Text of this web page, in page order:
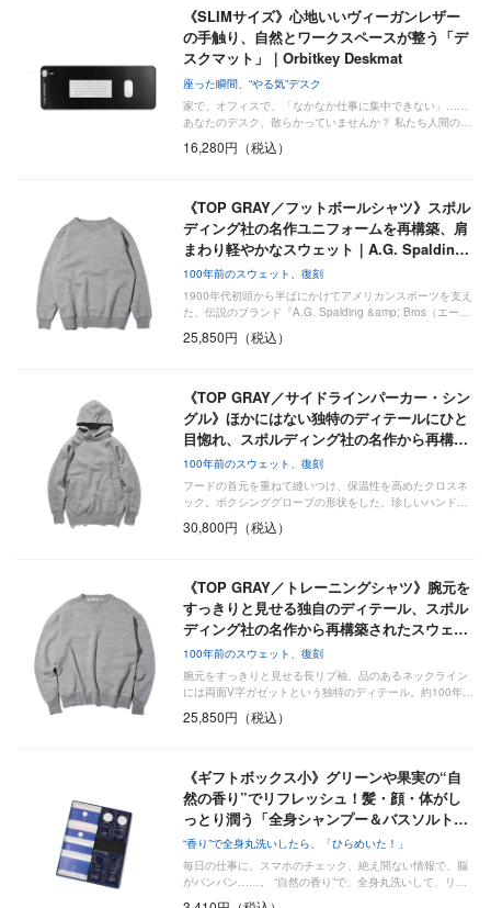
《SLIMサイズ》心地いいヴィーガンレザー
の手触り、自然とワークスペースが整う「デ
スクマット」｜Orbitkey Deskmat
座った瞬間、“やる気”デスク
家で、オフィスで、「なかなか仕事に集中できない」……
あなたのデスク、散らかっていませんか？ 私たち人間の…
16,280円（税込）
《TOP GRAY／フットボールシャツ》スポル
ディング社の名作ユニフォームを再構築、肩
まわり軽やかなスウェット｜A.G. Spaldin…
100年前のスウェット、復刻
1900年代初頭から半ばにかけてアメリカンスポーツを支え
た、伝説のブランド『A.G. Spalding &amp; Bros（エー…
25,850円（税込）
《TOP GRAY／サイドラインパーカー・シン
グル》ほかにはない独特のディテールにひと
目惚れ、スポルディング社の名作から再構…
100年前のスウェット、復刻
フードの首元を重ねて縫いつけ、保温性を高めたクロスネ
ック。ボクシンググローブの形状をした、珍しいハンド…
30,800円（税込）
《TOP GRAY／トレーニングシャツ》腕元を
すっきりと見せる独自のディテール、スポル
ディング社の名作から再構築されたスウェ…
100年前のスウェット、復刻
腕元をすっきりと見せる長リブ袖、品のあるネックライン
には両面V字ガゼットという独特のディテール。約100年…
25,850円（税込）
《ギフトボックス小》グリーンや果実の“自
然の香り”でリフレッシュ！髪・顔・体がし
っとり潤う「全身シャンプー＆バスソルト…
“香り”で全身丸洗いしたら、「ひらめいた！」
毎日の仕事に、スマホのチェック、絶え間ない情報で、脳
がパンパン……。 “自然の香り”で、全身丸洗いして、リ…